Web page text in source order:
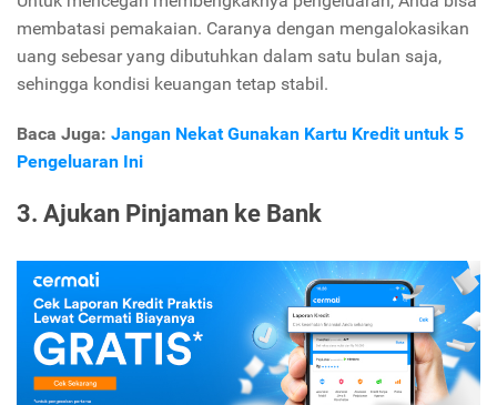
membatasi pemakaian. Caranya dengan mengalokasikan
uang sebesar yang dibutuhkan dalam satu bulan saja,
sehingga kondisi keuangan tetap stabil.
Baca Juga: Jangan Nekat Gunakan Kartu Kredit untuk 5
Pengeluaran Ini
3. Ajukan Pinjaman ke Bank